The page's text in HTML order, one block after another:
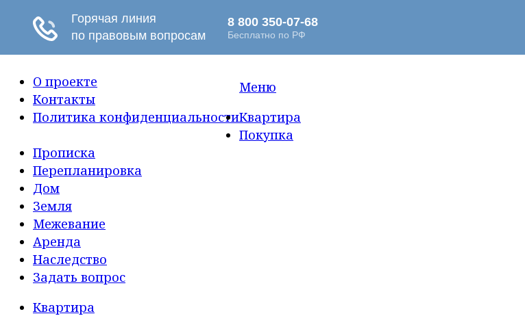
О проекте
Контакты
Политика конфиденциальности
Меню
Квартира
Покупка
Прописка
Перепланировка
Дом
Земля
Межевание
Аренда
Наследство
Задать вопрос
Квартира